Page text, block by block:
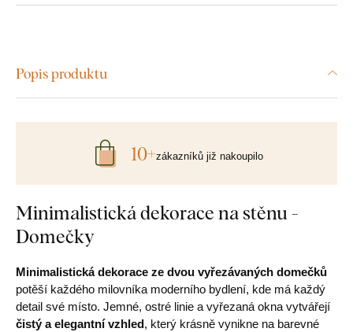
Popis produktu
Minimalistická dekorace na stěnu -
Domečky
Minimalistická dekorace ze dvou vyřezávaných domečků
potěší každého milovníka moderního bydlení, kde má každý
detail své místo. Jemné, ostré linie a vyřezaná okna vytvářejí
čistý a elegantní vzhled, který krásně vynikne na barevné
10+zákazníků již nakoupilo